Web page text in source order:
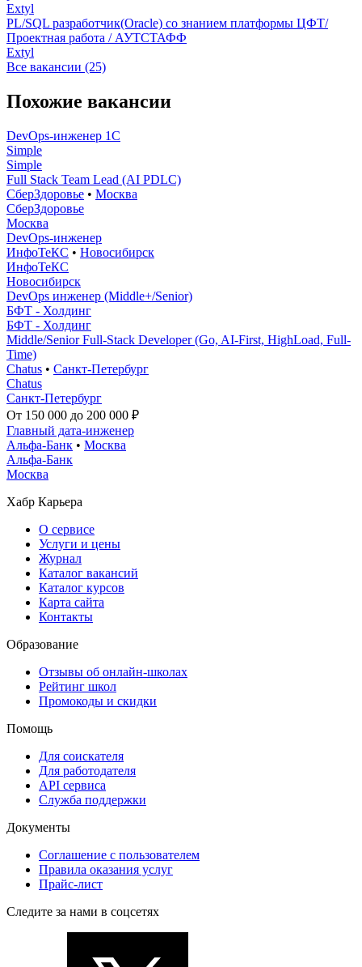
Extyl
PL/SQL разработчик(Oracle) со знанием платформы ЦФТ/
Проектная работа / АУТСТАФФ
Extyl
Все вакансии (25)
Похожие вакансии
DevOps-инженер 1C
Simple
Simple
Full Stack Team Lead (AI PDLC)
СберЗдоровье • Москва
СберЗдоровье
Москва
DevOps-инженер
ИнфоТеКС • Новосибирск
ИнфоТеКС
Новосибирск
DevOps инженер (Middle+/Senior)
БФТ - Холдинг
БФТ - Холдинг
Middle/Senior Full-Stack Developer (Go, AI-First, HighLoad, Full-
Time)
Chatus • Санкт-Петербург
Chatus
Санкт-Петербург
От 150 000 до 200 000 ₽
Главный дата-инженер
Альфа-Банк • Москва
Альфа-Банк
Москва
Хабр Карьера
О сервисе
Услуги и цены
Журнал
Каталог вакансий
Каталог курсов
Карта сайта
Контакты
Образование
Отзывы об онлайн-школах
Рейтинг школ
Промокоды и скидки
Помощь
Для соискателя
Для работодателя
API сервиса
Служба поддержки
Документы
Соглашение с пользователем
Правила оказания услуг
Прайс-лист
Следите за нами в соцсетях